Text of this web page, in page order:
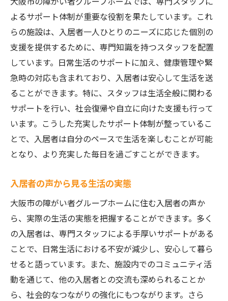
よるサポート体制が重要な役割を果たしています。これ
らの施設は、入居者一人ひとりのニーズに応じた個別の
支援を提供するために、専門知識を持つスタッフを配置
しています。日常生活のサポートに加え、健康管理や緊
急時の対応も含まれており、入居者は安心して生活を送
ることができます。特に、スタッフは生活全般に関わる
サポートを行い、社会復帰や自立に向けた支援も行って
います。こうした充実したサポート体制が整っているこ
とで、入居者は自分のペースで生活を楽しむことが可能
となり、より充実した毎日を過ごすことができます。
入居者の声から見る生活の実態
大阪市の障がい者グループホームに住む入居者の声か
ら、実際の生活の実態を把握することができます。多く
の入居者は、専門スタッフによる手厚いサポートがある
ことで、日常生活における不安が減少し、安心して暮ら
せると語っています。また、施設内でのコミュニティ活
動を通じて、他の入居者との交流も深められることか
ら、社会的なつながりの強化にもつながります。さら